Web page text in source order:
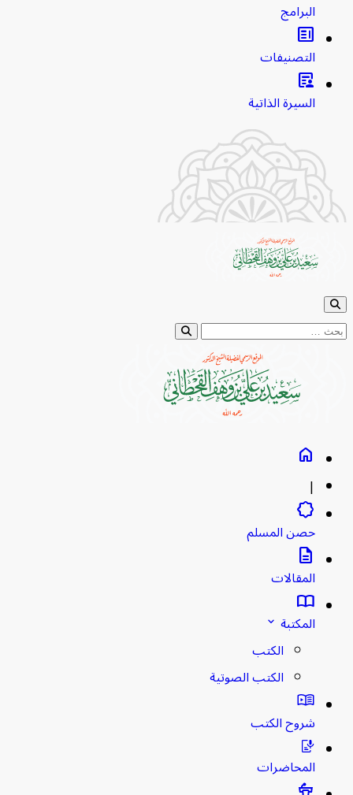
البرامج
clarify
التصنيفات
article_person
السيرة الذاتية
عن:
home
|
brightness_empty
حصن المسلم
description
المقالات
import_contacts
المكتبةstat_minus_1
الكتب
الكتب الصوتية
شروح الكتب
المحاضرات